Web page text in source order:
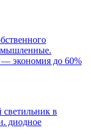
экономия до 60%
в
диодное